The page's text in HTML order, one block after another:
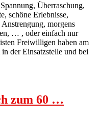
Überraschung,
schöne Erlebnisse,
morgens
… , oder einfach nur
Freiwilligen haben am
der Einsatzstelle und bei
zum 60 …